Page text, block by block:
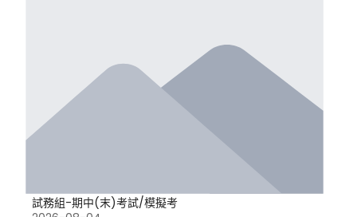
試務組-期中(末)考試/模擬考